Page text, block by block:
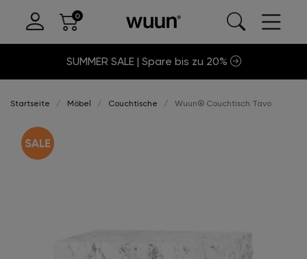
SUMMER SALE | Spare bis zu 20%
Startseite Möbel Couchtische Wuun® Couchtisch Tavo